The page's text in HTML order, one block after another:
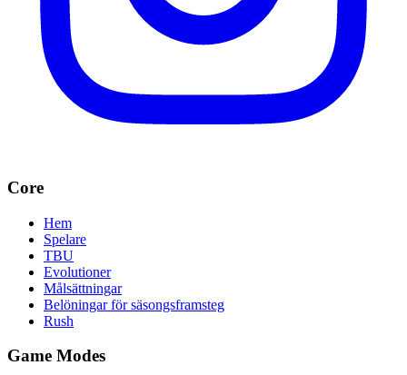
Core
Hem
Spelare
TBU
Evolutioner
Målsättningar
Belöningar för säsongsframsteg
Rush
Game Modes